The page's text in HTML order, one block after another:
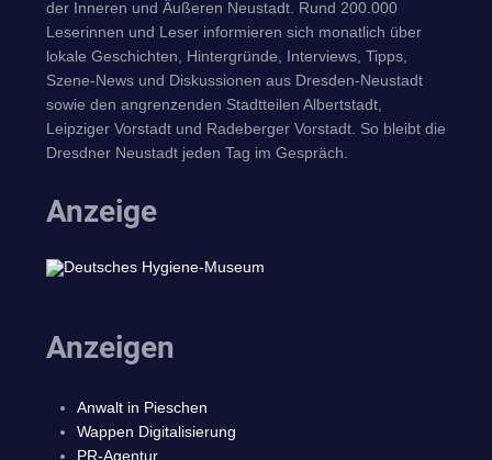
der Inneren und Äußeren Neustadt. Rund 200.000
Leserinnen und Leser informieren sich monatlich über
lokale Geschichten, Hintergründe, Interviews, Tipps,
Szene-News und Diskussionen aus Dresden-Neustadt
sowie den angrenzenden Stadtteilen Albertstadt,
Leipziger Vorstadt und Radeberger Vorstadt. So bleibt die
Dresdner Neustadt jeden Tag im Gespräch.
Anzeige
Anzeigen
Anwalt in Pieschen
Wappen Digitalisierung
PR-Agentur